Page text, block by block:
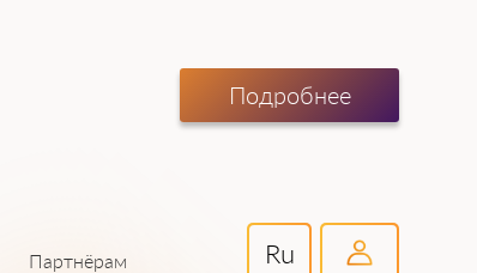
Подробнее
Партнёрам Ru